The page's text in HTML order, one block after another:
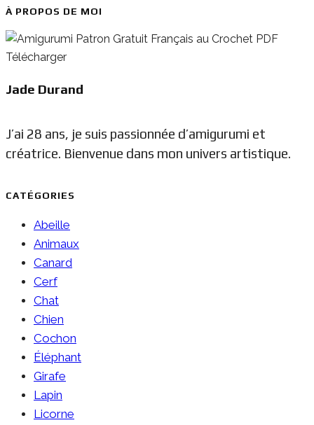
À PROPOS DE MOI
Jade Durand
J’ai 28 ans, je suis passionnée d’amigurumi et
créatrice. Bienvenue dans mon univers artistique.
CATÉGORIES
Abeille
Animaux
Canard
Cerf
Chat
Chien
Cochon
Éléphant
Girafe
Lapin
Licorne